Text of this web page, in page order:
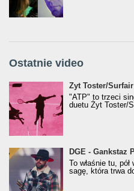
Ostatnie video
Żyt Toster/SurfAir - ATP
Żyt Toster/
"ATP" to trzeci
duetu Żyt Toster/
donGURALesko z
Klasyczny/
(Popkillery 2023)
DGE - Gankstaz
To właśnie tu,
sagę, która trwa